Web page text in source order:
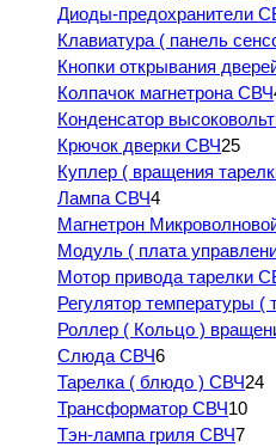
Диоды-предохранители
Клавиатура ( панель
Кнопки открывания
Колпачок магнетрона СВЧ
Конденсатор
Крючок дверки СВЧ25
Куплер ( вращения
Лампа СВЧ4
Магнетрон
Модуль ( плата
Мотор привода тарелки
Регулятор температуры (
Роллер ( Кольцо )
Слюда СВЧ6
Тарелка ( блюдо ) СВЧ24
Трансформатор СВЧ10
Тэн-лампа гриля СВЧ7